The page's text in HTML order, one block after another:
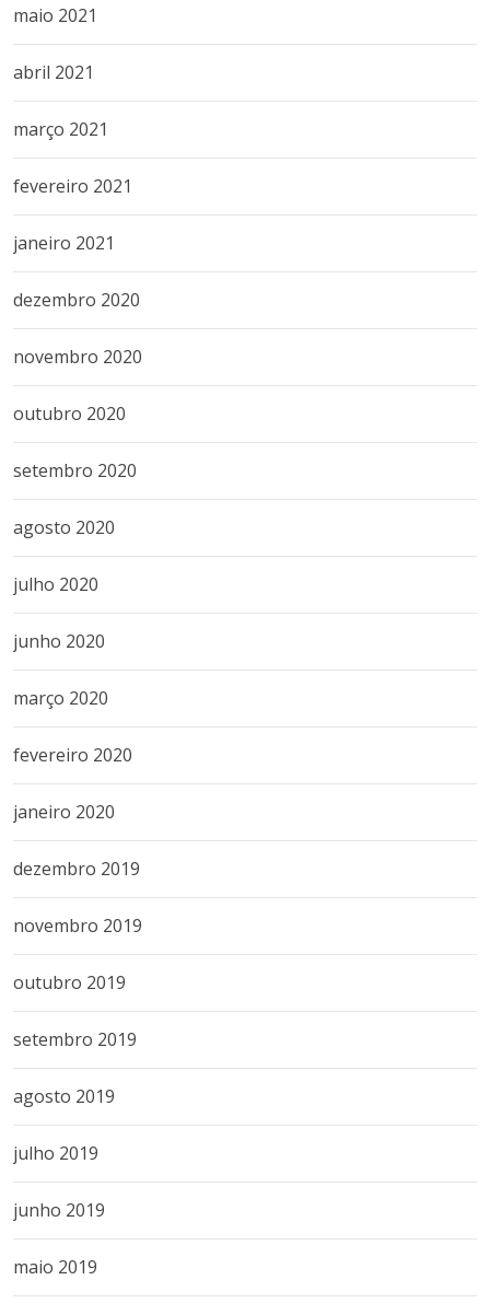
maio 2021
abril 2021
março 2021
fevereiro 2021
janeiro 2021
dezembro 2020
novembro 2020
outubro 2020
setembro 2020
agosto 2020
julho 2020
junho 2020
março 2020
fevereiro 2020
janeiro 2020
dezembro 2019
novembro 2019
outubro 2019
setembro 2019
agosto 2019
julho 2019
junho 2019
maio 2019